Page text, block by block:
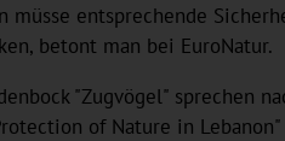
müsse entsprechende
betont man bei EuroNatur.
"Zugvögel" sprechen
of Nature in